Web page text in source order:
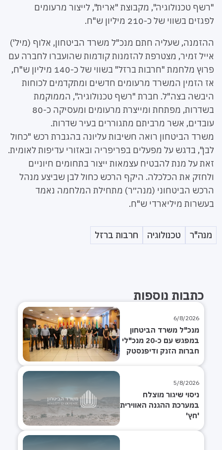
"רשף טכנולוגיה", מקבוצת "ארית", לייצור מרעומים
לפגזים בשווי של כ-210 מיליון ש"ח.
ההזמנה, שעליה חתם מנכ"ל משרד הביטחון, אלוף (מיל')
אייל זמיר, מצטרפת להזמנות קודמות שהועברו לחברה עם
פרוץ מלחמת "חרבות ברזל" בשווי של כ-140 מיליון ש"ח,
אז הזמין המשרד מרעומים חדשים ומתקדמים לכוחות
היבשה בצה"ל. חברת "רשף טכנולוגיה", הממוקמת
בשדרות, מפתחת ומייצרת מרעומים ומעסיקה כ-80
עובדים, אשר מרביתם מתגוררים בעיר שדרות.
משרד הביטחון רואה חשיבות עליונה בהגברת רכש "כחול
לבן", בדגש על מפעלים בפריפריה ובאזורי עדיפות לאומית.
זאת על מנת להבטיח עצמאות ייצור בתחומים חיוניים
ולחזק את הכלכלה. היקף הרכש כחול לבן שביצע מנהל
הרכש הביטחוני (מנה״ר) מתחילת המלחמה נאמד
בעשרות מיליארדי ש"ח.
מנה"ר טכנולוגיה חרבות ברזל
כתבות נוספות
6/8/2026
מנכ"ל משרד הביטחון
במפגש עם כ-20 מנכ"לי
חברות הזנק ודיפנסטק
5/8/2026
ניסוי שיגור מוצלח
במערכת ההגנה האווירית
'חץ'